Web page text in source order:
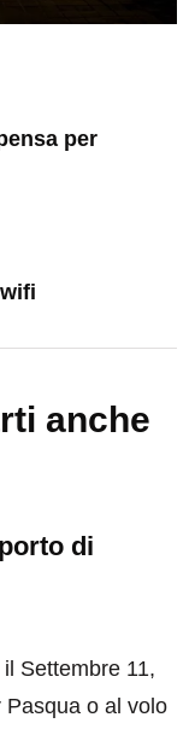
per
anche
di
Settembre 11,
Pasqua o al volo